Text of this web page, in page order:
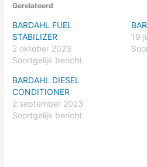
Gerelateerd
BARDAHL FUEL
STABILIZER
2 oktober 2023
Soortgelijk bericht
19
BARDAHL DIESEL
CONDITIONER
2 september 2023
Soortgelijk bericht